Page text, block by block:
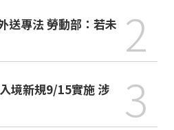
送專法 勞動部：若未 2
境新規9/15實施 涉
3